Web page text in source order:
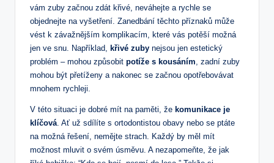
vám zuby začnou zdát křivé, neváhejte a rychle se
objednejte na vyšetření. Zanedbání těchto příznaků může
vést k závažnějším komplikacím, které vás potěší možná
jen ve snu. Například, křivé zuby nejsou jen estetický
problém – mohou způsobit potíže s kousáním, zadní zuby
mohou být přetíženy a nakonec se začnou opotřebovávat
mnohem rychleji.
V této situaci je dobré mít na paměti, že komunikace je
klíčová. Ať už sdílíte s ortodontistou obavy nebo se ptáte
na možná řešení, nemějte strach. Každý by měl mít
možnost mluvit o svém úsměvu. A nezapomeňte, že jak